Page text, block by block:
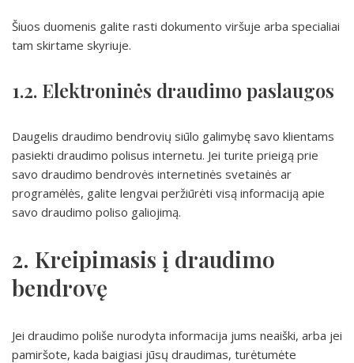
Šiuos duomenis galite rasti dokumento viršuje arba specialiai
tam skirtame skyriuje.
1.2. Elektroninės draudimo paslaugos
Daugelis draudimo bendrovių siūlo galimybę savo klientams
pasiekti draudimo polisus internetu. Jei turite prieigą prie
savo draudimo bendrovės internetinės svetainės ar
programėlės, galite lengvai peržiūrėti visą informaciją apie
savo draudimo poliso galiojimą.
2. Kreipimasis į draudimo
bendrovę
Jei draudimo poliše nurodyta informacija jums neaiški, arba jei
pamiršote, kada baigiasi jūsų draudimas, turėtumėte